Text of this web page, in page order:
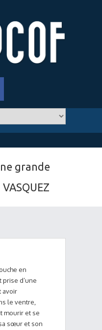
grande
en
prise d’une
avoir
le ventre,
mourir et se
sœur et son